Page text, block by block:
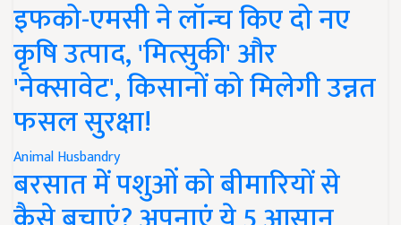
इफको-एमसी ने लॉन्च किए दो नए
कृषि उत्पाद, 'मित्सुकी' और
'नेक्सावेट', किसानों को मिलेगी उन्नत
फसल सुरक्षा!
Animal Husbandry
बरसात में पशुओं को बीमारियों से